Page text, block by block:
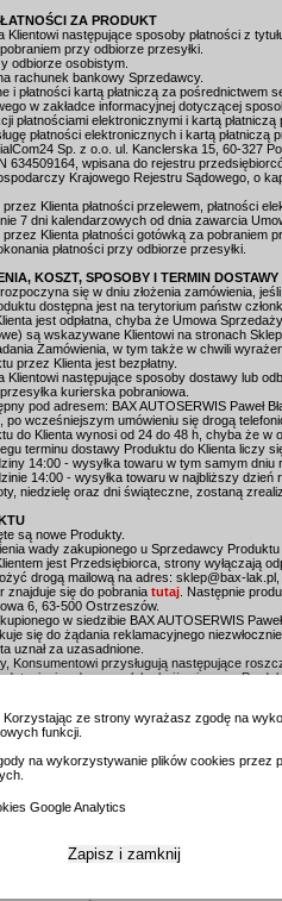
ze strony wyrażasz zgodę na
funkcji.
na wykorzystywanie plików cookies przez
Google Analytics
Zapisz i zamknij
ZA PRODUKT
Klientowi następujące sposoby płatności z
przy odbiorze przesyłki.
odbiorze osobistym.
rachunek bankowy Sprzedawcy.
i płatności kartą płatniczą za
w zakładce informacyjnej dotyczącej
płatnościami elektronicznymi i kartą
płatności elektronicznych i kartą płatniczą
Sp. z o.o. ul. Kanclerska 15, 60-327
634509164, wpisana do rejestru
Krajowego Rejestru Sądowego, o
Klienta płatności przelewem, płatności
7 dni kalendarzowych od dnia zawarcia
Klienta płatności gotówką za pobraniem
płatności przy odbiorze przesyłki.
KOSZT, SPOSOBY I TERMIN
się w dniu złożenia zamówienia,
dostępna jest na terytorium państw
jest odpłatna, chyba że Umowa
są wskazywane Klientowi na stronach
Zamówienia, w tym także w chwili
przez Klienta jest bezpłatny.
Klientowi następujące sposoby dostawy lub
kurierska pobraniowa.
pod adresem: BAX AUTOSERWIS Paweł
po wcześniejszym umówieniu się drogą
do Klienta wynosi od 24 do 48 h, chyba że w
terminu dostawy Produktu do Klienta liczy
14:00 - wysyłka towaru w tym samym dniu
14:00 - wysyłka towaru w najbliższy dzień
niedzielę oraz dni świąteczne, zostaną
są nowe Produkty.
wady zakupionego u Sprzedawcy
jest Przedsiębiorca, strony wyłączają
drogą mailową na adres: sklep@bax-
znajduje się do pobrania tutaj . Następnie
6, 63-500 Ostrzeszów.
w siedzibie BAX AUTOSERWIS
się do żądania reklamacyjnego
uznał za uzasadnione.
Konsumentowi przysługują następujące
od umowy lub obniżeniu ceny
reklamacji, Produkt zostanie
UMOWY (DOTYCZY UMÓW
14 dni odstąpić od Umowy Sprzedaży
również na formularzu, którego znajduje
obowiązkowe.
w ust. 1 rozpoczyna się od dostarczenia
drogą mailową na adres: sklep@bax-lak.pl .
Sprzedawca niezwłocznie prześle
chce zwrócić na adres: BAX